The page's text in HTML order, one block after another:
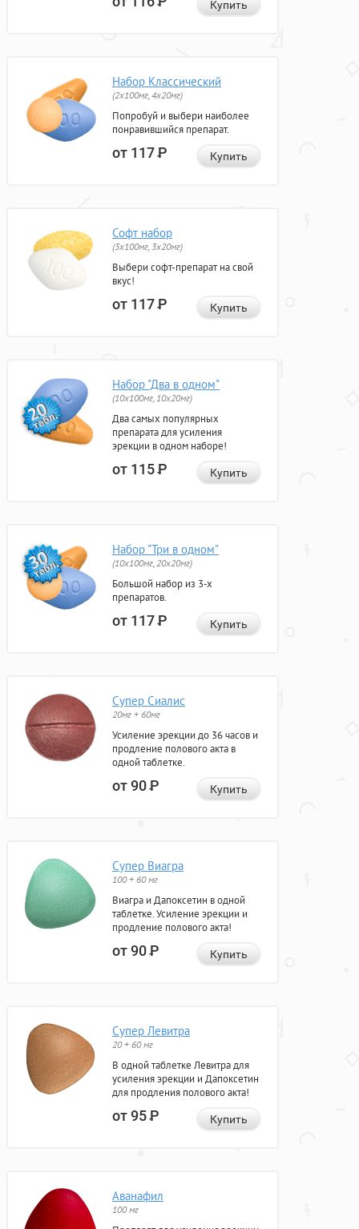
Купить
Набор Классический
(2x100мг, 4x20мг)
Попробуй и выбери наиболее
понравившийся препарат.
от 117Р Купить
Софт набор
(3x100мг, 3x20мг)
Выбери софт-препарат на свой
вкус!
от 117Р Купить
Набор "Два в одном"
(10x100мг, 10x20мг)
Два самых популярных
препарата для усиления
эрекции в одном наборе!
от 115Р Купить
Набор "Три в одном"
(10x100мг, 20x20мг)
Большой набор из 3-х
препаратов.
от 117Р Купить
Супер Сиалис
20мг + 60мг
Усиление эрекции до 36 часов и
продление полового акта в
одной таблетке.
от 90Р Купить
Супер Виагра
100 + 60 мг
Виагра и Дапоксетин в одной
таблетке. Усиление эрекции и
продление полового акта!
от 90Р Купить
Супер Левитра
20 + 60 мг
В одной таблетке Левитра для
усиления эрекции и Дапоксетин
для продления полового акта!
от 95Р Купить
Аванафил
100 мг